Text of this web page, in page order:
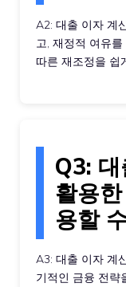
A2: 대출 이자 계
고, 재정적 여유
따른 재조정을 쉽
Q3:
활용
용할
A3: 대출 이자 계
기적인 금융 전략